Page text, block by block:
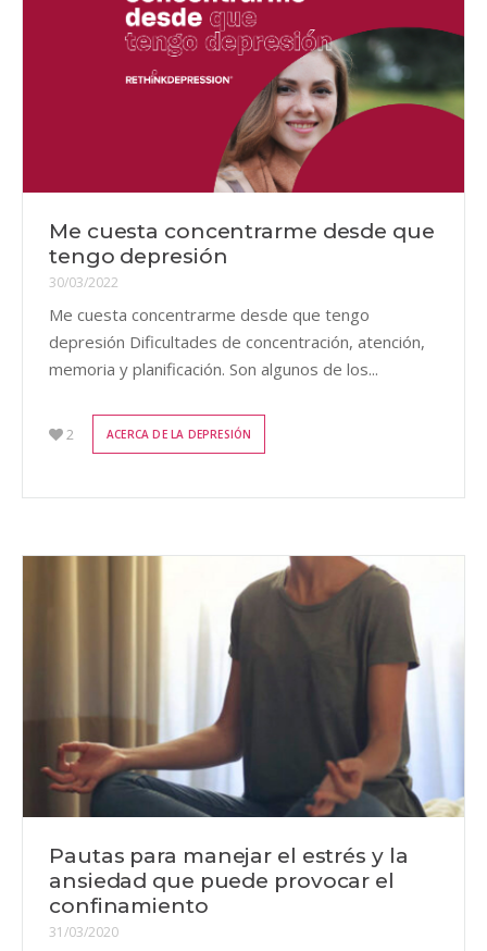
Me cuesta concentrarme desde que
tengo depresión
30/03/2022
Me cuesta concentrarme desde que tengo
depresión Dificultades de concentración, atención,
memoria y planificación. Son algunos de los...
2 ACERCA DE LA DEPRESIÓN
Pautas para manejar el estrés y la
ansiedad que puede provocar el
confinamiento
31/03/2020